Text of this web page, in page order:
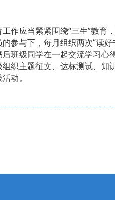
作应当紧紧围绕“三生”教育
参与下，每月组织两次“读
班级同学在一起交流学习
织主题征文、达标测试、
动。